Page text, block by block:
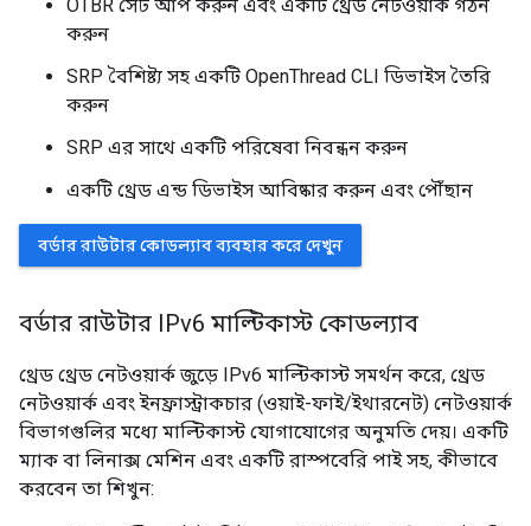
OTBR সেট আপ করুন এবং একটি থ্রেড নেটওয়ার্ক গঠন
করুন
SRP বৈশিষ্ট্য সহ একটি OpenThread CLI ডিভাইস তৈরি
করুন
SRP এর সাথে একটি পরিষেবা নিবন্ধন করুন
একটি থ্রেড এন্ড ডিভাইস আবিষ্কার করুন এবং পৌঁছান
বর্ডার রাউটার কোডল্যাব ব্যবহার করে দেখুন
বর্ডার রাউটার IPv6 মাল্টিকাস্ট কোডল্যাব
থ্রেড থ্রেড নেটওয়ার্ক জুড়ে IPv6 মাল্টিকাস্ট সমর্থন করে, থ্রেড
নেটওয়ার্ক এবং ইনফ্রাস্ট্রাকচার (ওয়াই-ফাই/ইথারনেট) নেটওয়ার্ক
বিভাগগুলির মধ্যে মাল্টিকাস্ট যোগাযোগের অনুমতি দেয়। একটি
ম্যাক বা লিনাক্স মেশিন এবং একটি রাস্পবেরি পাই সহ, কীভাবে
করবেন তা শিখুন: